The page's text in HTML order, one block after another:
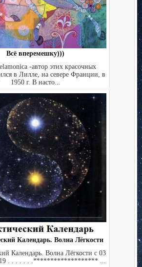
Всё вперемешку)))
-автор этих красочных
в Лилле, на севере Франции, в
1950 г. В насто...
Календарь. Волна Лёгкости
Календарь. Волна Лёгкости с 03
. . . . . . .******************* ...